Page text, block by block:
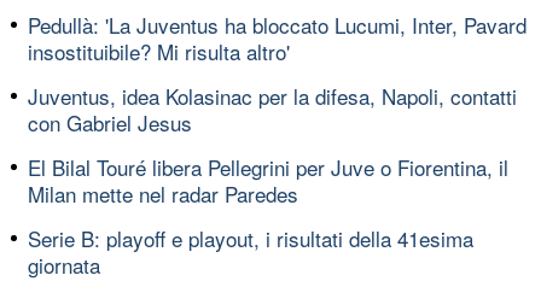
Pedullà: 'La Juventus ha bloccato Lucumi, Inter, Pavard
insostituibile? Mi risulta altro'
Juventus, idea Kolasinac per la difesa, Napoli, contatti
con Gabriel Jesus
El Bilal Touré libera Pellegrini per Juve o Fiorentina, il
Milan mette nel radar Paredes
Serie B: playoff e playout, i risultati della 41esima
giornata